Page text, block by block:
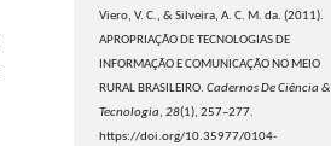
Viero, V. C., & Silveira, A. C. M. da. (2011).
APROPRIAÇÃO DE TECNOLOGIAS DE
INFORMAÇÃO E COMUNICAÇÃO NO MEIO
RURAL BRASILEIRO.Cadernos De Ciência &
Tecnologia,28(1), 257–277.
https://doi.org/10.35977/0104-